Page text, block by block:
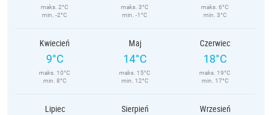
maks. 2°C
min. -2°C
maks. 3°C
min. -1°C
maks. 6°C
min. 3°C
Kwiecień
9°C
maks. 10°C
min. 8°C
Maj
14°C
maks. 15°C
min. 12°C
Czerwiec
18°C
maks. 19°C
min. 17°C
Lipiec Sierpień Wrzesień